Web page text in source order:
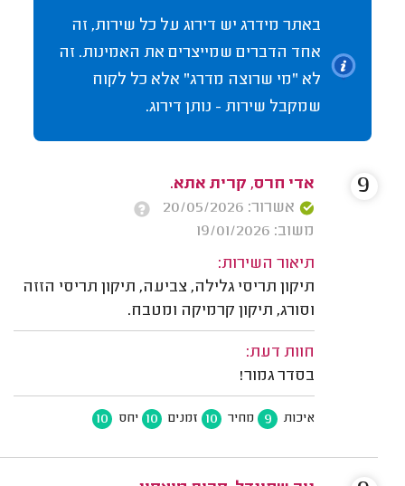
באתר מידרג יש דירוג על כל שירות, זה
אחד הדברים שמייצרים את האמינות. זה
לא "מי שרוצה מדרג" אלא כל לקוח
שמקבל שירות - נותן דירוג.
אדי חרס, קרית אתא.
אשרור: 20/05/2026
משוב: 19/01/2026
תיאור השירות:
תיקון תריסי גלילה, צביעה, תיקון תריסי הזזה
וסורג, תיקון קרמיקה ומטבח.
חוות דעת:
בסדר גמור!
איכות 9 מחיר 10 זמנים 10 יחס 10
9